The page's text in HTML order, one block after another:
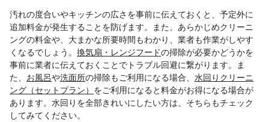
汚れの度合いやキッチンの広さを事前に伝えておくと、予定外に
追加料金が発生することを防げます。また、あらかじめクリーニ
ングの料金や、大まかな所要時間もわかり、業者も作業がしやす
くなるでしょう。 換気扇・レンジフードの掃除が必要かどうかを
事前に業者に伝えておくことでトラブル回避に繋がります。ま
た、 お風呂や洗面所の掃除もご利用になる場合、 水回りクリーニ
ング（セットプラン） をご利用になると料金がお得になる場合が
あります。水回りを全部きれいにしたい方は、そちらもチェック
してみてください。